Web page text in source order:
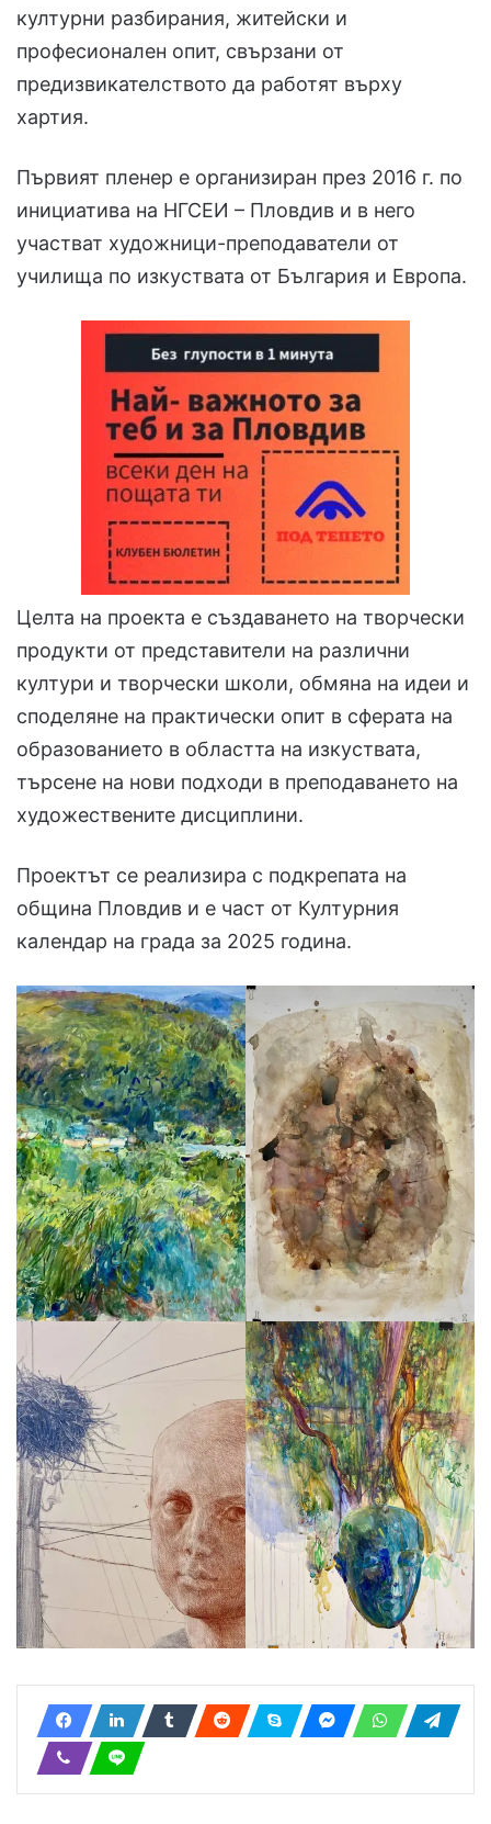
културни разбирания, житейски и
професионален опит, свързани от
предизвикателството да работят върху
хартия.
Първият пленер е организиран през 2016 г. по
инициатива на НГСЕИ – Пловдив и в него
участват художници-преподаватели от
училища по изкуствата от България и Европа.
Целта на проекта е създаването на творчески
продукти от представители на различни
култури и творчески школи, обмяна на идеи и
споделяне на практически опит в сферата на
образованието в областта на изкуствата,
търсене на нови подходи в преподаването на
художествените дисциплини.
Проектът се реализира с подкрепата на
община Пловдив и е част от Културния
календар на града за 2025 година.